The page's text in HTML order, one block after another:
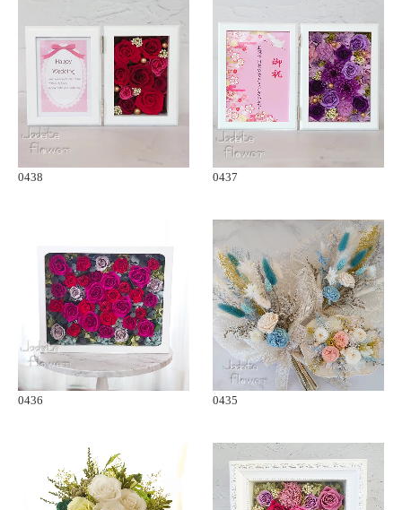
0438 0437
0436 0435